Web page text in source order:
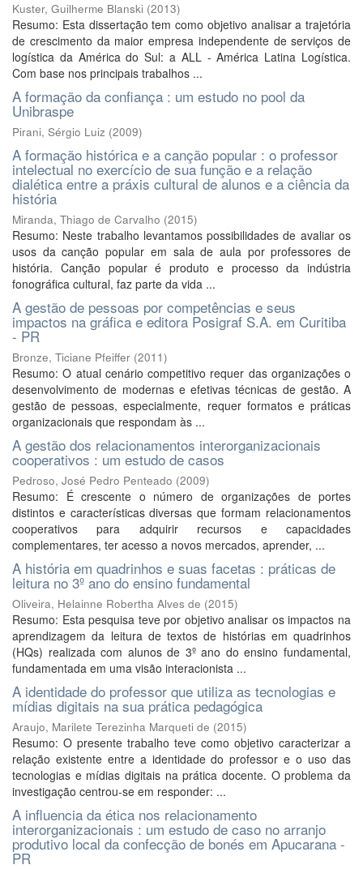
Kuster, Guilherme Blanski (2013)
Resumo: Esta dissertação tem como objetivo analisar a trajetória
de crescimento da maior empresa independente de serviços de
logística da América do Sul: a ALL - América Latina Logística.
Com base nos principais trabalhos ...
A formação da confiança : um estudo no pool da
Unibraspe
Pirani, Sérgio Luiz (2009)
A formação histórica e a canção popular : o professor
intelectual no exercício de sua função e a relação
dialética entre a práxis cultural de alunos e a ciência da
história
Miranda, Thiago de Carvalho (2015)
Resumo: Neste trabalho levantamos possibilidades de avaliar os
usos da canção popular em sala de aula por professores de
história. Canção popular é produto e processo da indústria
fonográfica cultural, faz parte da vida ...
A gestão de pessoas por competências e seus
impactos na gráfica e editora Posigraf S.A. em Curitiba
- PR
Bronze, Ticiane Pfeiffer (2011)
Resumo: O atual cenário competitivo requer das organizações o
desenvolvimento de modernas e efetivas técnicas de gestão. A
gestão de pessoas, especialmente, requer formatos e práticas
organizacionais que respondam às ...
A gestão dos relacionamentos interorganizacionais
cooperativos : um estudo de casos
Pedroso, José Pedro Penteado (2009)
Resumo: É crescente o número de organizações de portes
distintos e características diversas que formam relacionamentos
cooperativos para adquirir recursos e capacidades
complementares, ter acesso a novos mercados, aprender, ...
A história em quadrinhos e suas facetas : práticas de
leitura no 3º ano do ensino fundamental
Oliveira, Helainne Robertha Alves de (2015)
Resumo: Esta pesquisa teve por objetivo analisar os impactos na
aprendizagem da leitura de textos de histórias em quadrinhos
(HQs) realizada com alunos de 3º ano do ensino fundamental,
fundamentada em uma visão interacionista ...
A identidade do professor que utiliza as tecnologias e
mídias digitais na sua prática pedagógica
Araujo, Marilete Terezinha Marqueti de (2015)
Resumo: O presente trabalho teve como objetivo caracterizar a
relação existente entre a identidade do professor e o uso das
tecnologias e mídias digitais na prática docente. O problema da
investigação centrou-se em responder: ...
A influencia da ética nos relacionamento
interorganizacionais : um estudo de caso no arranjo
produtivo local da confecção de bonés em Apucarana -
PR